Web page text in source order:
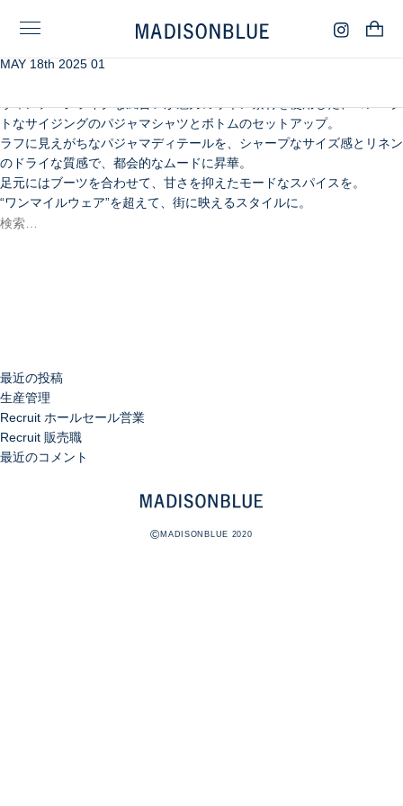
MAY 18th 2025 01
リネンの力で「きちんと、でも抜け感」
トなサイジングのパジャマシャツとボトムのセットアップ。
ラフに見えがちなパジャマディテールを、シャープなサイズ感とリネン
のドライな質感で、都会的なムードに昇華。
足元にはブーツを合わせて、甘さを抑えたモードなスパイスを。
“ワンマイルウェア”を超えて、街に映えるスタイルに。
検
最近の投稿
生産管理
Recruit ホールセール営業
Recruit 販売職
最近のコメント
©MADISONBLUE 2020